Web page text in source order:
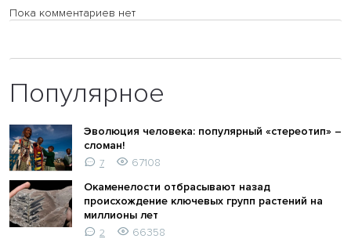
Пока комментариев нет
Популярное
Эволюция человека: популярный «стереотип» –
сломан!
7
67108
Окаменелости отбрасывают назад
происхождение ключевых групп растений на
миллионы лет
2
66358